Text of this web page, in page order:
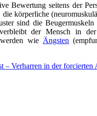
Bewertung seitens der
körperliche
sind die
der Mensch in
wie Ängsten
Verharren in der